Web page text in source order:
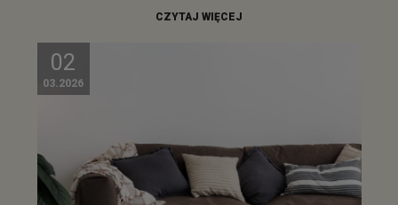
CZYTAJ WIĘCEJ
02
03.2026